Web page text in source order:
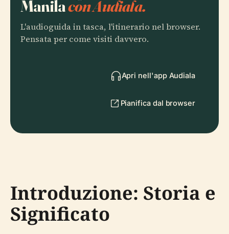
Manilacon Audiala.
L'audioguida in tasca, l'itinerario nel browser.
Pensata per come visiti davvero.
Apri nell'app Audiala
Pianifica dal browser
Introduzione: Storia e
Significato